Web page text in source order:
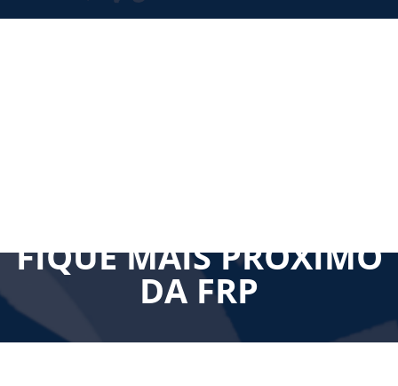
FIQUE MAIS PRÓXIMO
DA FRP